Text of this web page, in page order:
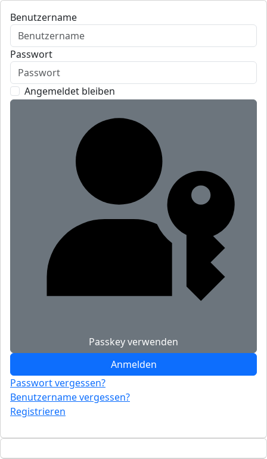
Benutzername
Passwort
Angemeldet bleiben
Passkey verwenden
Anmelden
Passwort vergessen?
Benutzername vergessen?
Registrieren